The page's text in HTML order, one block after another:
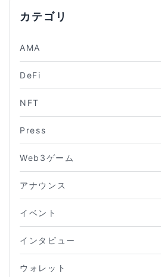
カテゴリ
AMA
DeFi
NFT
Press
Web3ゲーム
アナウンス
イベント
インタビュー
ウォレット